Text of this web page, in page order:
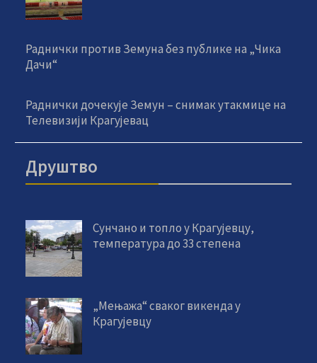
Раднички против Земуна без публике на „Чика
Дачи“
Раднички дочекује Земун – снимак утакмице на
Телевизији Крагујевац
Друштво
Сунчано и топло у Крагујевцу,
температура до 33 степена
„Мењажа“ сваког викенда у
Крагујевцу